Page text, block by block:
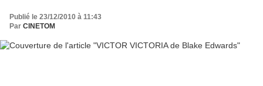
Publié le 23/12/2010 à 11:43
Par CINETOM